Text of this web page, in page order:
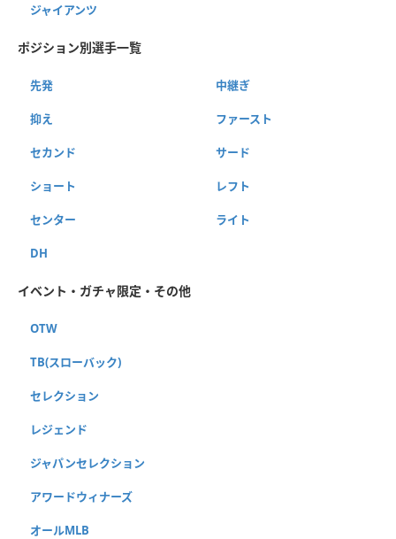
ジャイアンツ
ポジション別選手一覧
先発 中継ぎ
抑え ファースト
セカンド サード
ショート レフト
センター ライト
DH
イベント・ガチャ限定・その他
OTW
TB(スローバック)
セレクション
レジェンド
ジャパンセレクション
アワードウィナーズ
オールMLB